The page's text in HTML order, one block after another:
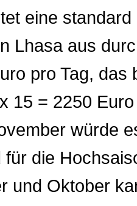
eine standard
Lhasa aus
pro Tag, das
15 = 2250
würde
für die
und Oktober